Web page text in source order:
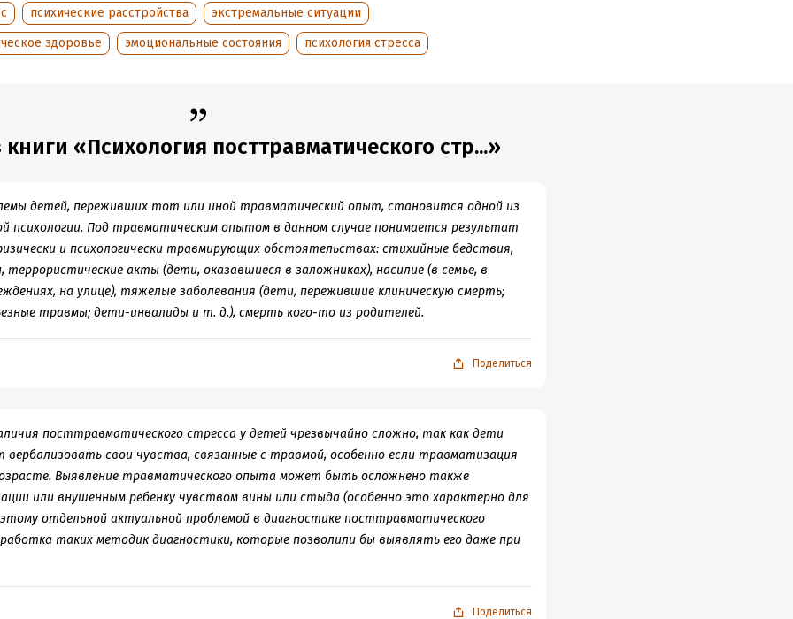
a4.pdf сохранен издательский макет.
565143
Время на чтение: 8ч.
психические расстройства
экстремальные ситуации
здоровье
эмоциональные состояния психология стресса
«Психология посттравматического стр...»
детей, переживших тот или иной травматический опыт, становится одной из
психологии. Под травматическим опытом в данном случае понимается результат
и психологически травмирующих обстоятельствах: стихийные бедствия,
террористические акты (дети, оказавшиеся в заложниках), насилие (в семье, в
на улице), тяжелые заболевания (дети, пережившие клиническую смерть;
травмы; дети-инвалиды и т. д.), смерть кого-то из родителей.
Поделиться
посттравматического стресса у детей чрезвычайно сложно, так как дети
вербализовать свои чувства, связанные с травмой, особенно если травматизация
Выявление травматического опыта может быть осложнено также
или внушенным ребенку чувством вины или стыда (особенно это характерно для
отдельной актуальной проблемой в диагностике посттравматического
таких методик диагностики, которые позволили бы выявлять его даже при
Поделиться